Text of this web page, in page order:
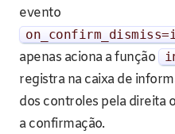
evento
on_confirm_dismiss=
apenas aciona a função
registra na caixa de
dos controles pela direita
a confirmação.